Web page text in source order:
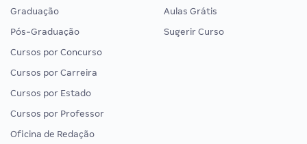
Graduação
Pós-Graduação
Cursos por Concurso
Cursos por Carreira
Cursos por Estado
Cursos por Professor
Oficina de Redação
Aulas Grátis
Sugerir Curso